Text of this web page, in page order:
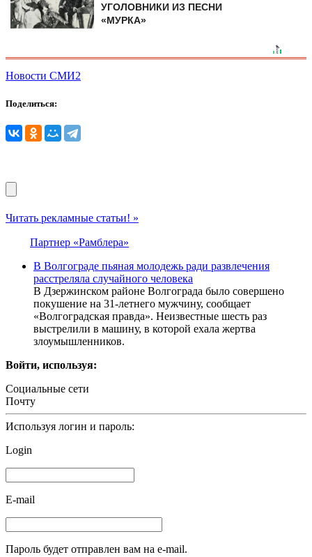
УГОЛОВНИКИ ИЗ ПЕСНИ
«МУРКА»
Новости СМИ2
Поделиться:
Читать рекламные статьи! »
Партнер «Рамблера»
В Волгограде пьяная молодежь ради развлечения
расстреляла случайного человека
В Дзержинском районе Волгограда было совершено
покушение на 31-летнего мужчину, сообщает
«Волгоградская правда». Неизвестные шесть раз
выстрелили в машину, в которой ехала жертва
злоумышленников.
Войти, используя:
Социальные сети
Почту
Используя логин и пароль:
Login
E-mail
Пароль будет отправлен вам на e-mail.